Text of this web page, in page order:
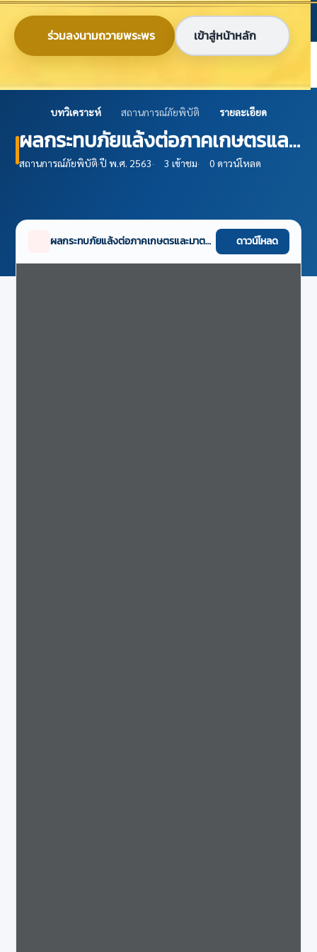
ร่วมลงนามถวายพระพร เข้าสู่หน้าหลัก
ข้ามไปยังเนื้อหาหลัก
ก ก ก ไทย EN
บทวิเคราะห์ สถานการณ์ภัยพิบัติ รายละเอียด
ผลกระทบภัยแล้งต่อภาคเกษตรและ
มาตรการช่วยเหลือเกษตร
สถานการณ์ภัยพิบัติ·ปี พ.ศ. 2563· 3 เข้าชม· 0 ดาวน์โหลด
ผลกระทบภัยแล้งต่อภาคเกษตรและมาตรการช่วยเหลือเกษตรกร.pdf ดาวน์โหลด